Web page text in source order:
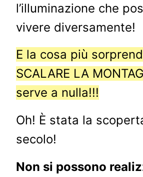
l’illuminazione che
vivere diversamente!
E la cosa più
SCALARE LA
serve a nulla!!!
Oh! È stata la
secolo!
Non si possono